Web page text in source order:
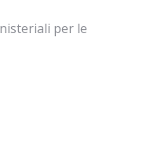
per le